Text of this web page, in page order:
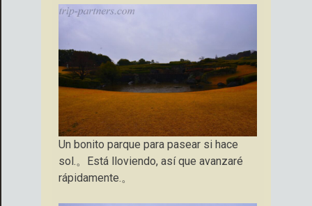
Un bonito parque para pasear si hace
sol.。Está lloviendo, así que avanzaré
rápidamente.。